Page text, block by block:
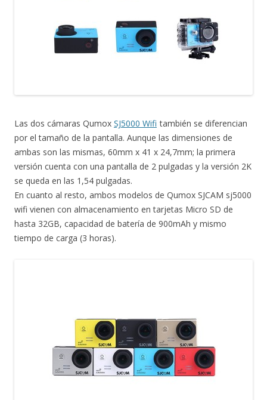
Las dos cámaras Qumox SJ5000 Wifi también se diferencian
por el tamaño de la pantalla. Aunque las dimensiones de
ambas son las mismas, 60mm x 41 x 24,7mm; la primera
versión cuenta con una pantalla de 2 pulgadas y la versión 2K
se queda en las 1,54 pulgadas.
En cuanto al resto, ambos modelos de Qumox SJCAM sj5000
wifi vienen con almacenamiento en tarjetas Micro SD de
hasta 32GB, capacidad de batería de 900mAh y mismo
tiempo de carga (3 horas).